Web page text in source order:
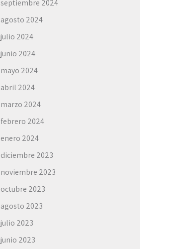
septiembre 2024
agosto 2024
julio 2024
junio 2024
mayo 2024
abril 2024
marzo 2024
febrero 2024
enero 2024
diciembre 2023
noviembre 2023
octubre 2023
agosto 2023
julio 2023
junio 2023